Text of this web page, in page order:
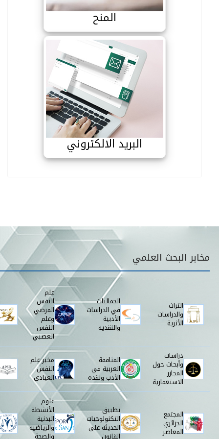
المنح
البريد الالكتروني
البريد الالكتروني
قائمة مخابر البحث
مخابر البحث العلمي
التراث
والدراسات
الأثرية
الجماليات
في الدراسات
الأدبية
والنقدية
علم
النفس
المرضي
وعلم
النفس
العصبي
دراسات
وأبحاث حول
المجازر
الاستعمارية
المثاقفة
العربية في
الأدب ونقده
مخبر علم
النفس
العيادي
المجتمع
الجزائري
المعاصر
تطبيق
التكنولوجيات
الحديثة على
القانون
علوم
الأنشطة
البدنية
والرياضية
والصحة